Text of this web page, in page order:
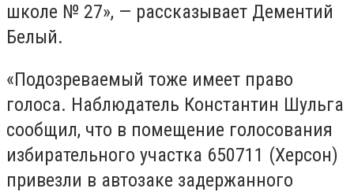
школе № 27», — рассказывает Дементий
Белый.
«Подозреваемый тоже имеет право
голоса. Наблюдатель Константин Шульга
сообщил, что в помещение голосования
избирательного участка 650711 (Херсон)
привезли в автозаке задержанного